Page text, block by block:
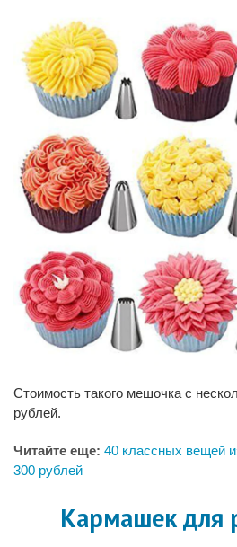
Стоимость такого мешочка с
рублей.
Читайте еще: 40 классных вещей
300 рублей
Кармашек для